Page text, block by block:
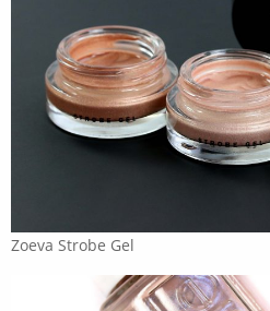
Zoeva Strobe Gel